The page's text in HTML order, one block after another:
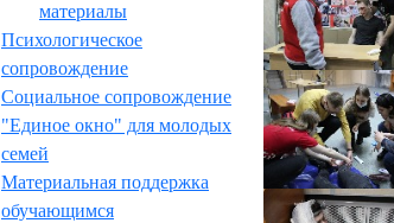
материалы
Психологическое
сопровождение
Социальное сопровождение
"Единое окно" для молодых
семей
Материальная поддержка
обучающимся